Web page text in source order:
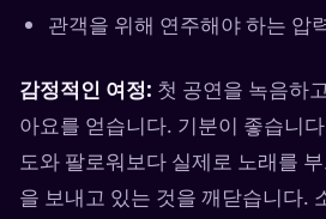
관객을 위해 연주해야 하는 압
감정적인 여정: 첫 공연을 녹음하
아요를 얻습니다. 기분이 좋습니
도와 팔로워보다 실제로 노래를
을 보내고 있는 것을 깨닫습니다.